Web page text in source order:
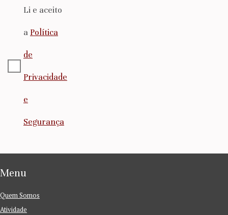
Li e aceito
a Política
de
Privacidade
e
Segurança
Menu
Quem Somos
Atividade